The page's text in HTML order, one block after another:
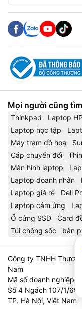
Mọi người cũng
Thinkpad Laptop HP
Laptop học tập
Máy trạm đồ hoạ
Cáp chuyển đổi
Màn hình laptop
Laptop doanh nhân
Laptop giá rẻ
Dell
Laptop cảm ứng
Ổ cứng SSD
Card
Túi chống sốc
bàn
Công ty TNHH
Nam
Mã số doanh nghiệp
Số 4 Ngách 107/1/69
TP. Hà Nội, Việt Nam